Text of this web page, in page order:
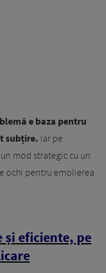
e baza pentru
subțire. Iar pe
mod strategic cu un
ochi pentru emolierea
eficiente, pe